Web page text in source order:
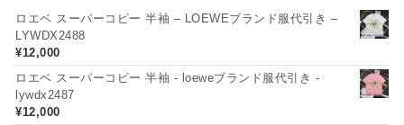
ロエベ スーパーコピー 半袖 – LOEWEブランド服代引き –
LYWDX2488
¥12,000
ロエベ スーパーコピー 半袖 - loeweブランド服代引き -
lywdx2487
¥12,000